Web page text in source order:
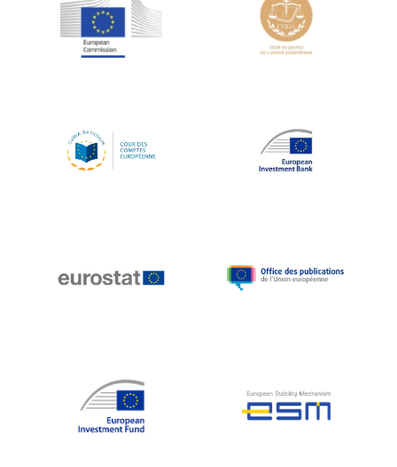
Jean-Louis Schiltz
Jean-Victor Louis
Johnny Åkerholm
Katharien L.C. Hunt
Klaus-Heiner Lehne
Koen LENAERTS
Lars Heikensten